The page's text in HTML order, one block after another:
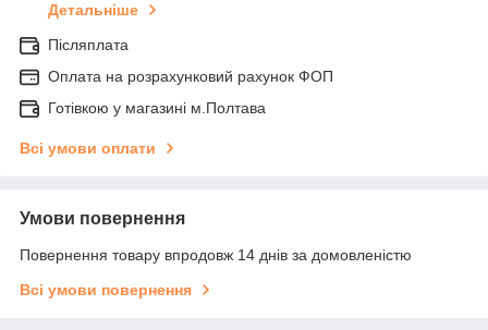
Детальніше
Післяплата
Оплата на розрахунковий рахунок ФОП
Готівкою у магазині м.Полтава
Всі умови оплати
Умови повернення
Повернення товару впродовж 14 днів за домовленістю
Всі умови повернення